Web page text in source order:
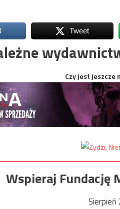
Tweet
Czy jest jeszcze
Wspieraj Fundację
Sierpień